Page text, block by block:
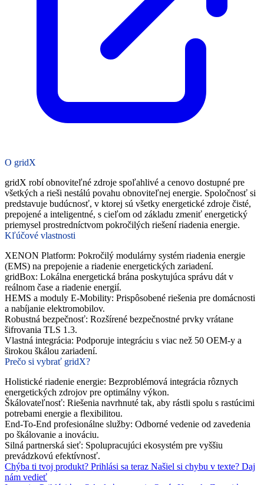
O gridX
gridX robí obnoviteľné zdroje spoľahlivé a cenovo dostupné pre
všetkých a rieši nestálú povahu obnoviteľnej energie. Spoločnosť si
predstavuje budúcnosť, v ktorej sú všetky energetické zdroje čisté,
prepojené a inteligentné, s cieľom od základu zmeniť energetický
priemysel prostredníctvom pokročilých riešení riadenia energie.
Kľúčové vlastnosti
XENON Platform: Pokročilý modulárny systém riadenia energie
(EMS) na prepojenie a riadenie energetických zariadení.
gridBox: Lokálna energetická brána poskytujúca správu dát v
reálnom čase a riadenie energií.
HEMS a moduly E-Mobility: Prispôsobené riešenia pre domácnosti
a nabíjanie elektromobilov.
Robustná bezpečnosť: Rozšírené bezpečnostné prvky vrátane
šifrovania TLS 1.3.
Vlastná integrácia: Podporuje integráciu s viac než 50 OEM-y a
širokou škálou zariadení.
Prečo si vybrať gridX?
Holistické riadenie energie: Bezproblémová integrácia rôznych
energetických zdrojov pre optimálny výkon.
Škálovateľnosť: Riešenia navrhnuté tak, aby rástli spolu s rastúcimi
potrebami energie a flexibilitou.
End-To-End profesionálne služby: Odborné vedenie od zavedenia
po škálovanie a inováciu.
Silná partnerská sieť: Spolupracujúci ekosystém pre vyššiu
prevádzkovú efektívnosť.
Chýba ti tvoj produkt? Prihlási sa teraz Našiel si chybu v texte? Daj
nám vedieť